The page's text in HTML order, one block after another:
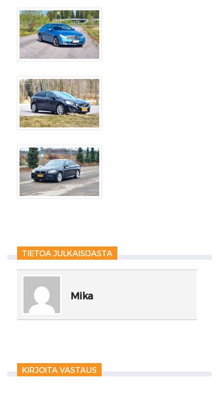
TIETOA JULKAISIJASTA
Mika
KIRJOITA VASTAUS